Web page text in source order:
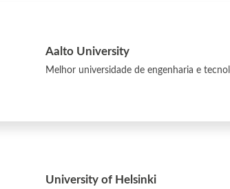
Aalto University
Melhor universidade de engenharia e
University of Helsinki